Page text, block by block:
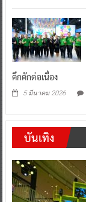
คึกคักต่อเนื่อง
5 มีนาคม 2026
บันเทิง